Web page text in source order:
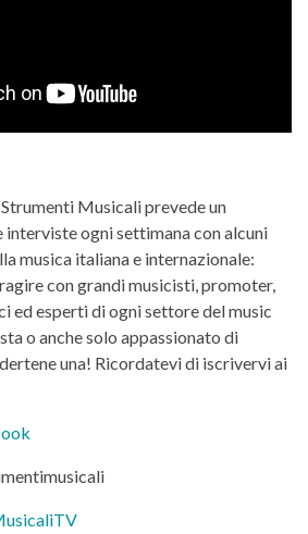
Musicali prevede un
interviste ogni settimana con alcuni
musica italiana e internazionale:
con grandi musicisti, promoter,
ed esperti di ogni settore del music
o anche solo appassionato di
una! Ricordatevi di iscrivervi ai